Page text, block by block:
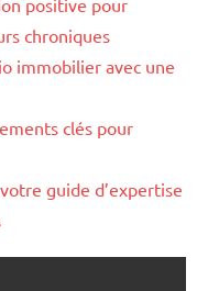
chroniques
immobilier avec une
clés pour
guide d’expertise